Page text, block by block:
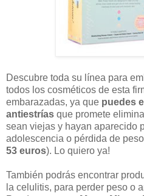
Descubre toda su línea para
todos los cosméticos de esta
embarazadas, ya que puedes
antiestrías que promete
sean viejas y hayan aparecido
adolescencia o pérdida de
53 euros). Lo quiero ya!
También podrás encontrar
la celulitis, para perder peso o